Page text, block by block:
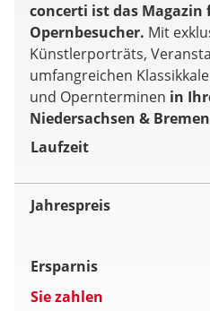
concerti ist das Magazin
Opernbesucher. Mit
Künstlerporträts,
umfangreichen
und Opernterminen in
Niedersachsen & Bremen
Laufzeit
Jahrespreis
Ersparnis
Sie zahlen